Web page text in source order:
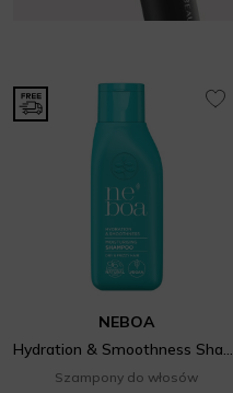
NEBOA
Hydration & Smoothness Shampoo
Szampony do włosów